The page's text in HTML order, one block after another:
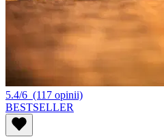
5.4/6 (117 opinii)
BESTSELLER